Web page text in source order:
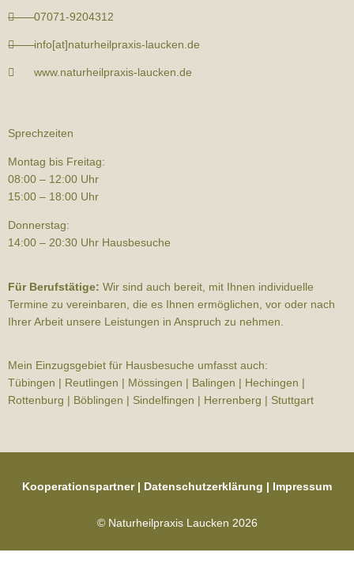
07071-9204312
info[at]naturheilpraxis-laucken.de
www.naturheilpraxis-laucken.de
Sprechzeiten
Montag bis Freitag:
08:00 – 12:00 Uhr
15:00 – 18:00 Uhr
Donnerstag:
14:00 – 20:30 Uhr Hausbesuche
Für Berufstätige: Wir sind auch bereit, mit Ihnen individuelle
Termine zu vereinbaren, die es Ihnen ermöglichen, vor oder nach
Ihrer Arbeit unsere Leistungen in Anspruch zu nehmen.
Mein Einzugsgebiet für Hausbesuche umfasst auch:
Tübingen | Reutlingen | Mössingen | Balingen | Hechingen |
Rottenburg | Böblingen | Sindelfingen | Herrenberg | Stuttgart
Kooperationspartner| Datenschutzerklärung Impressum
© Naturheilpraxis Laucken 2026